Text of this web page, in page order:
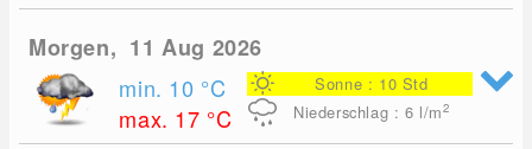
Morgen, 11 Aug 2026
min. 10 °C
max. 17 °C
Sonne : 10 Std
Niederschlag : 6 l/m2